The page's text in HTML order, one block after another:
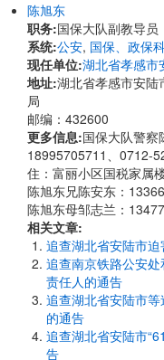
陈旭东
职务:国保大队副教导员
系统:公安, 国保、政保
现任单位:湖北省孝感市
地址:湖北省孝感市安陆
局
邮编：432600
更多信息:国保大队警察
18995705711、0712-
住：富丽小区国税家属
陈旭东兄陈安东：
陈旭东母邹志兰：
相关文章:
追查湖北省安陆市
追查南京铁路公安
责任人的通告
追查湖北省安陆市
的通告
追查湖北省安陆市
告